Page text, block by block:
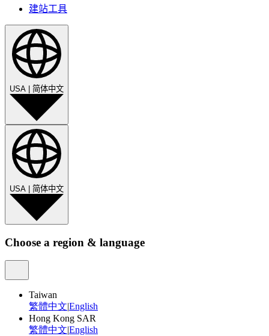
建站工具
USA 简体中文
USA 简体中文
Choose a region & language
Taiwan
繁體中文|English
Hong Kong SAR
繁體中文|English